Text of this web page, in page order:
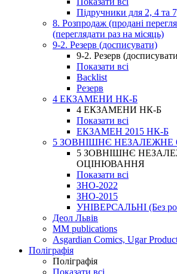
Підручники для 2, 4 та
8. Розпродаж (продані
(переглядати раз на місяць)
9-2. Резерв (досписувати)
9-2. Резерв
Показати всі
Backlist
Резерв
4 ЕКЗАМЕНИ НК-Б
4 ЕКЗАМЕНИ НК-Б
Показати всі
ЕКЗАМЕН 2015 НК-Б
5 ЗОВНІШНЄ
5 ЗОВНІШНЄ
ОЦІНЮВАННЯ
Показати всі
ЗНО-2022
ЗНО-2015
УНІВЕРСАЛЬНІ (Без
Деол Львів
MM publications
Asgardian Comics, Ugar
Поліграфія
Поліграфія
Показати всі